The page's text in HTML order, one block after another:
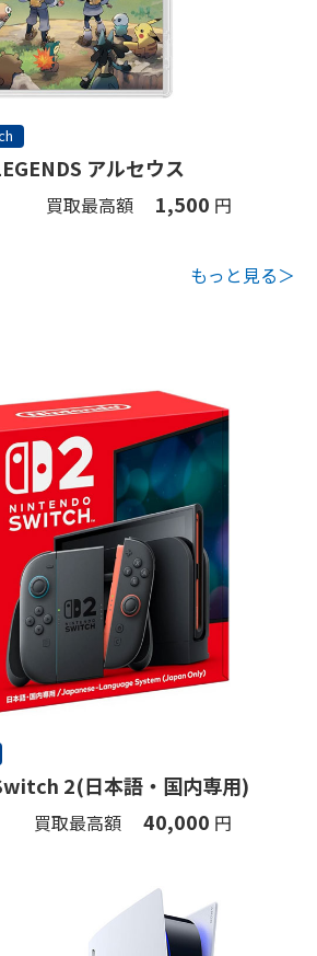
アルセウス
買取最高額 1,500 円
もっと見る＞
2(日本語・国内専用)
買取最高額 40,000 円